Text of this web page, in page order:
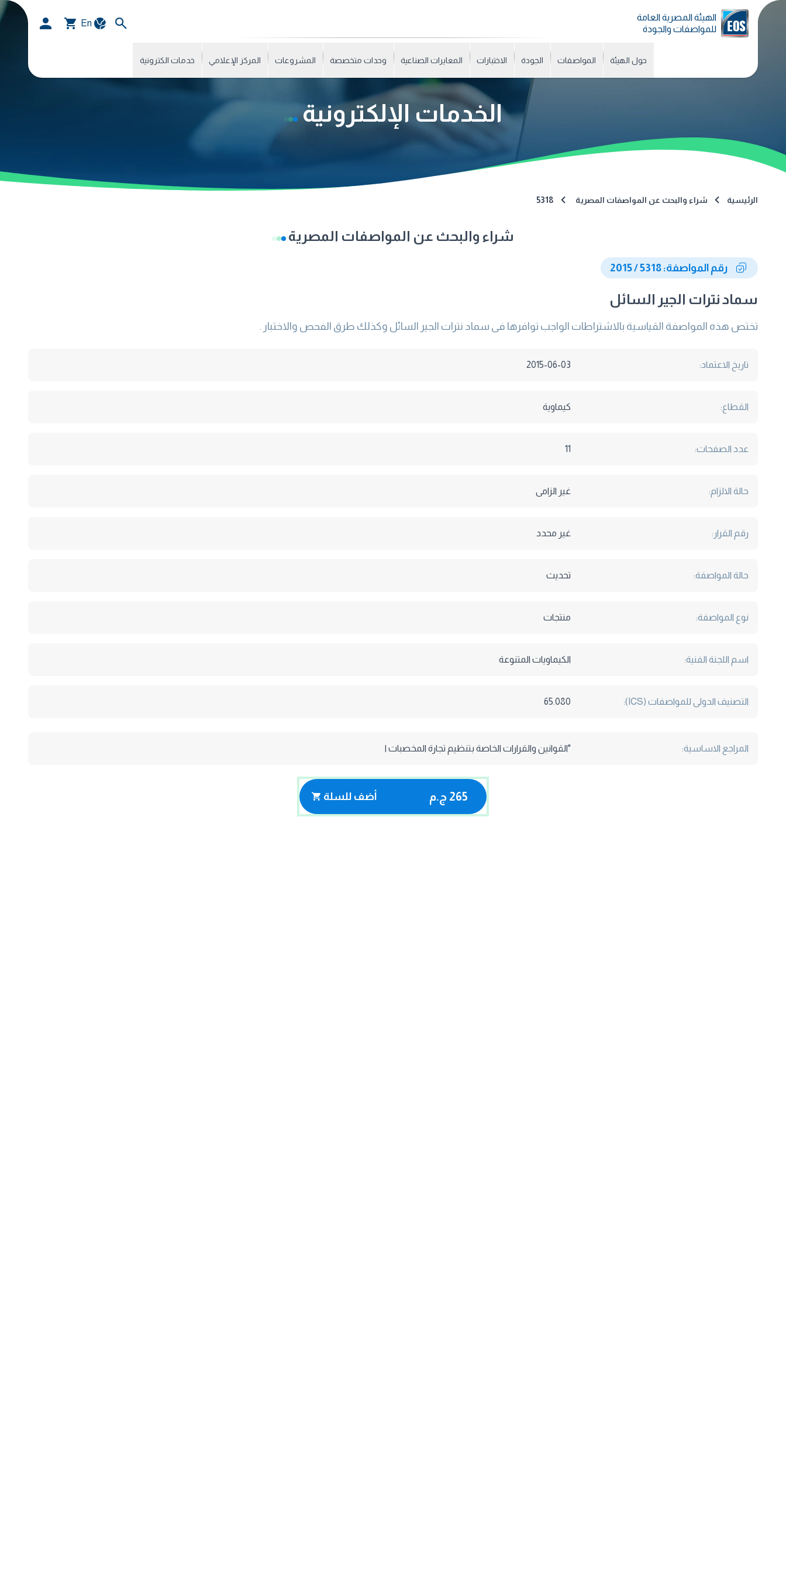
الهيئة المصرية العامة
للمواصفات والجودة
En
حول الهيئة المواصفات الجودة الاختبارات المعايرات الصناعية وحدات متخصصة المشروعات المركز الإعلامي خدمات الكترونية
الخدمات الإلكترونية
الرئيسية شراء والبحث عن المواصفات المصرية 5318
شراء والبحث عن المواصفات المصرية
رقم المواصفة: 5318 / 2015
سماد نترات الجير السائل
تختص هذه المواصفة القياسية بالاشتراطات الواجب توافرها فى سماد نترات الجير السائل وكذلك طرق الفحص والاختبار .
تاريخ الاعتماد: 2015-06-03
القطاع: كيماوية
عدد الصفحات: 11
حالة الالزام: غير الزامى
رقم القرار: غير محدد
حالة المواصفة: تحديث
نوع المواصفة: منتجات
اسم اللجنة الفنية: الكيماويات المتنوعة
التصنيف الدولى للمواصفات (ICS): 65.080
المراجع الاساسية: "القوانين والقرارات الخاصة بتنظيم تجارة المخصبات ا
265 ج.م أضف للسلة